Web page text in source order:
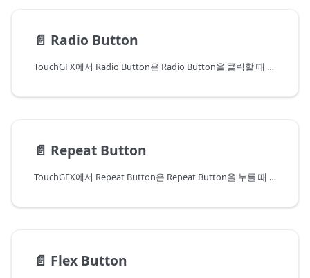
📄️ Radio Button
TouchGFX에서 Radio Button은 Radio Button을 클릭할 때 터치 이벤트를 인지하여 콜백을 전송할 수 있는 위젯입니다. 라디오 버튼은 4가지 이미지로 구성되어 있으며, 눌렀을 때와 뗐을 때의 상태에서 선택했거나 선택하지 않은 버튼에 해당합니다. Radio Button은 Radio Button Group에 추가되어 새로운 옵션을 선택했을 때 라디오 버튼의 선택 해제를 처리할 수 있습니다.
📄️ Repeat Button
TouchGFX에서 Repeat Button은 Repeat Button을 누를 때 터치 이벤트를 인지하여 콜백을 전송할 수 있는 위젯입니다. 이 버튼은 눌렀을 때 액션을 즉시 활성화하고 일정 시간 후 간격을 두고 반복해서 활성화합니다. 눌렀을 때와 뗐을 때의 각 상태는 이미지와 관련이 있습니다.
📄️ Flex Button